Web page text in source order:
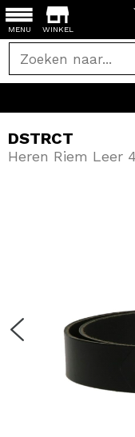
WINKEL
MENU
DSTRCT
Heren Riem Leer